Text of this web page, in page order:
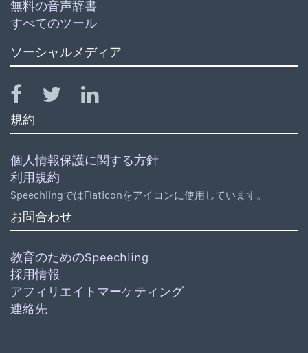
無料の音声辞書
すべてのツール
ソーシャルメディア
規約
個人情報保護に関する方針
利用規約
SpeechlingではFlaticonをアイコンに使用しています。
お問合わせ
教育のためのSpeechling
採用情報
アフィリエイトマーケティング
連絡先